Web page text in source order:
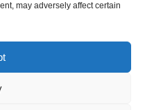
may adversely affect certain